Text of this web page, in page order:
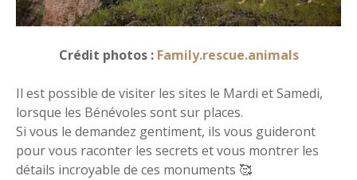
Crédit photos : Family.rescue.animals
Il est possible de visiter les sites le Mardi et Samedi,
lorsque les Bénévoles sont sur places.
Si vous le demandez gentiment, ils vous guideront
pour vous raconter les secrets et vous montrer les
détails incroyable de ces monuments 🥰